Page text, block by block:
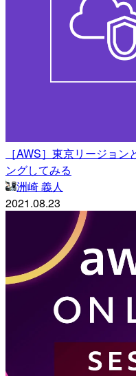
［AWS］東京リージョ
ングしてみる
洲崎 義人
2021.08.23